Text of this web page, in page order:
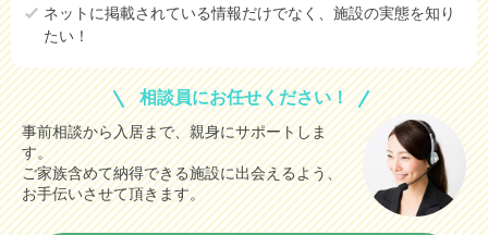
ネットに掲載されている情報だけでなく、施設の実態を知り
たい！
相談員にお任せください！
事前相談から入居まで、親身にサポートしま
す。
ご家族含めて納得できる施設に出会えるよう、
お手伝いさせて頂きます。